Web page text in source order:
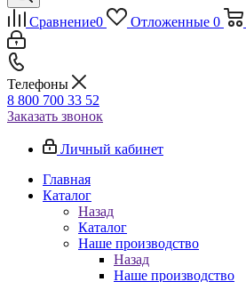
Сравнение0 Отложенные 0
Телефоны
8 800 700 33 52
Заказать звонок
Личный кабинет
Главная
Каталог
Назад
Каталог
Наше производство
Назад
Наше производство